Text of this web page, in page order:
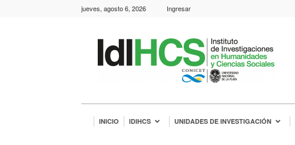
jueves, agosto 6, 2026 Ingresar
IdIHCS
INICIO IDIHCS UNIDADES DE INVESTIGACIÓN